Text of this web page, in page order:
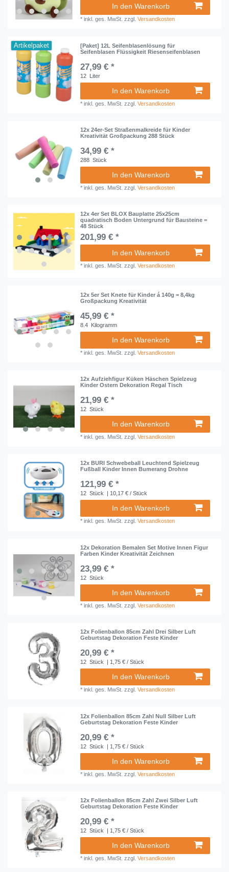
In den Warenkorb
*inkl. ges. MwSt. zzgl.Versandkosten
Artikelpaket
[Paket] 12L Seifenblasenlösung für
Seifenblasen Flüssigkeit Riesenseifenblasen
27,99 € *
12 Liter
In den Warenkorb
*inkl. ges. MwSt. zzgl.Versandkosten
12x 24er-Set Straßenmalkreide für Kinder
Kreativität Großpackung 288 Stück
34,99 € *
288 Stück
In den Warenkorb
*inkl. ges. MwSt. zzgl.Versandkosten
12x 4er Set BLOX Bauplatte 25x25cm
quadratisch Boden Untergrund für Bausteine =
48 Stück
201,99 € *
In den Warenkorb
*inkl. ges. MwSt. zzgl.Versandkosten
12x 5er Set Knete für Kinder á 140g = 8,4kg
Großpackung Kreativität
45,99 € *
8.4 Kilogramm
In den Warenkorb
*inkl. ges. MwSt. zzgl.Versandkosten
12x Aufziehfigur Küken Häschen Spielzeug
Kinder Ostern Dekoration Regal Tisch
21,99 € *
12 Stück
In den Warenkorb
*inkl. ges. MwSt. zzgl.Versandkosten
12x BURI Schwebeball Leuchtend Spielzeug
Fußball Kinder Innen Bumerang Drohne
121,99 € *
12 Stück | 10,17 € / Stück
In den Warenkorb
*inkl. ges. MwSt. zzgl.Versandkosten
12x Dekoration Bemalen Set Motive Innen Figur
Farben Kinder Kreativität Zeichnen
23,99 € *
12 Stück
In den Warenkorb
*inkl. ges. MwSt. zzgl.Versandkosten
12x Folienballon 85cm Zahl Drei Silber Luft
Geburtstag Dekoration Feste Kinder
20,99 € *
12 Stück | 1,75 € / Stück
In den Warenkorb
*inkl. ges. MwSt. zzgl.Versandkosten
12x Folienballon 85cm Zahl Null Silber Luft
Geburtstag Dekoration Feste Kinder
20,99 € *
12 Stück | 1,75 € / Stück
In den Warenkorb
*inkl. ges. MwSt. zzgl.Versandkosten
12x Folienballon 85cm Zahl Zwei Silber Luft
Geburtstag Dekoration Feste Kinder
20,99 € *
12 Stück | 1,75 € / Stück
In den Warenkorb
*inkl. ges. MwSt. zzgl.Versandkosten